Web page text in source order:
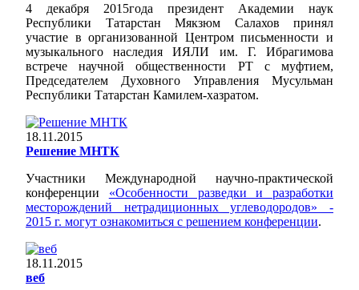
4 декабря 2015года президент Академии наук
Республики Татарстан Мякзюм Салахов принял
участие в организованной Центром письменности и
музыкального наследия ИЯЛИ им. Г. Ибрагимова
встрече научной общественности РТ с муфтием,
Председателем Духовного Управления Мусульман
Республики Татарстан Камилем-хазратом.
18.11.2015
Решение МНТК
Участники Международной научно-практической
конференции «Особенности разведки и разработки
месторождений нетрадиционных углеводородов» -
2015 г. могут ознакомиться с решением конференции.
18.11.2015
веб